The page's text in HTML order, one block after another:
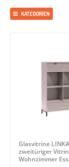
KATEGORIEN
Glasvitrine
zweitüriger
Wohnzimmer